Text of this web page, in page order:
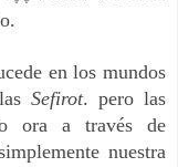
en los mundos
lasSefirot. pero las
ora a través de
nuestra